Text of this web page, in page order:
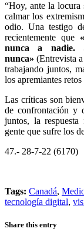
“Hoy, ante la locura
calmar los
odio. Una testigo
recientemente que
nunca a
nunca» (Entrevista
trabajando juntos,
los apremiantes
Las críticas son
de confrontación y
juntos, la respuesta
gente que sufre los
47.- 28-7-22 (6170)
Tags: Canadá,
tecnología digital,
Share this entry